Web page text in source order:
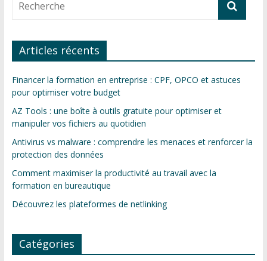
Articles récents
Financer la formation en entreprise : CPF, OPCO et astuces
pour optimiser votre budget
AZ Tools : une boîte à outils gratuite pour optimiser et
manipuler vos fichiers au quotidien
Antivirus vs malware : comprendre les menaces et renforcer la
protection des données
Comment maximiser la productivité au travail avec la
formation en bureautique
Découvrez les plateformes de netlinking
Catégories